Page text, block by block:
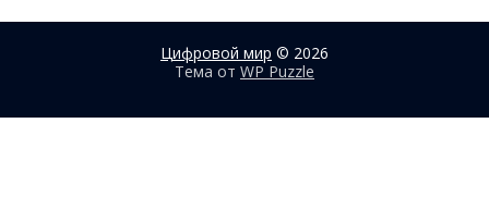
Цифровой мир © 2026
Тема от WP Puzzle